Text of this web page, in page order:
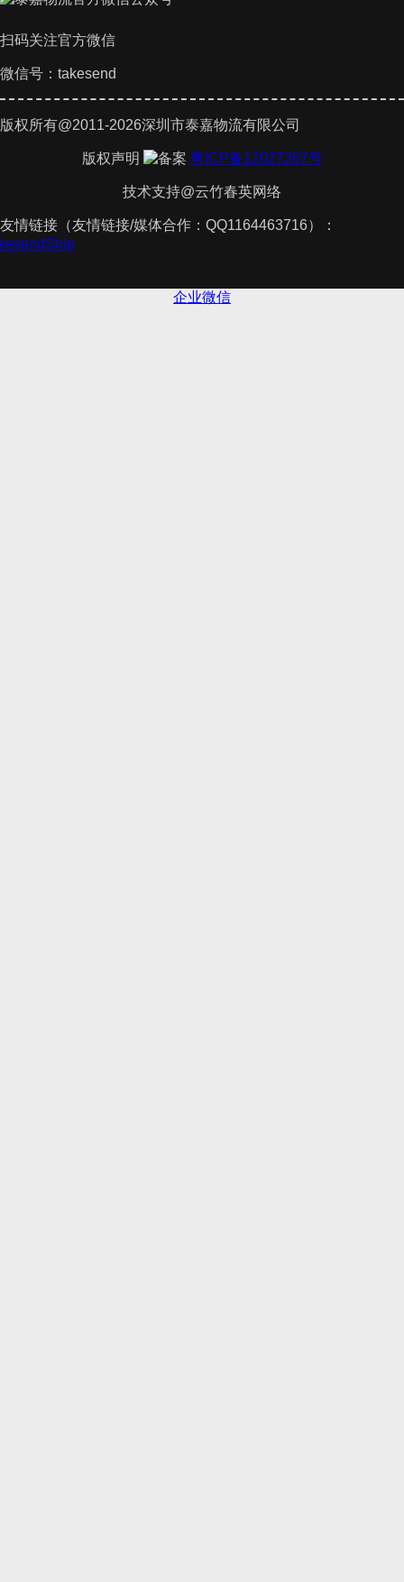
扫码关注官方微信
微信号：takesend
版权所有@2011-2026深圳市泰嘉物流有限公司
版权声明 粤ICP备12027267号
技术支持@云竹春英网络
友情链接（友情链接/媒体合作：QQ1164463716）：
企业微信